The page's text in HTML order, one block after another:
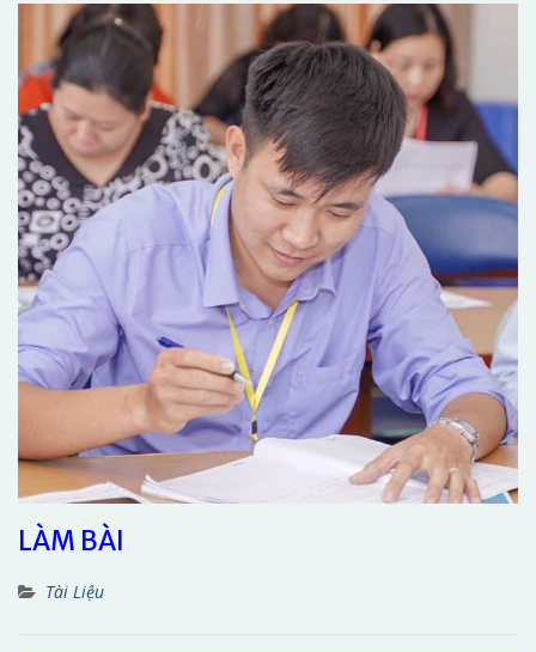
LÀM BÀI
Tài Liệu